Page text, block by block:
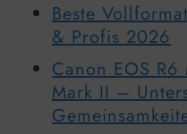
Beste
& Profis 2026
Canon EOS
Mark II –